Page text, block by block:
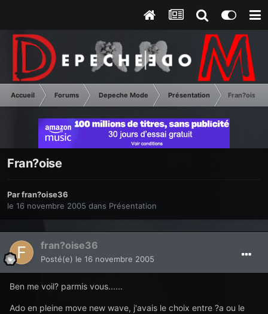
Accueil Forums Depeche Mode Présentation Fran?oise
Fran?oise
Parfran?oise36
le 16 novembre 2005 dans Présentation
fran?oise36
Posté(e) le 16 novembre 2005
Ben me voil? parmis vous......
Ado en pleine move new wave, j'avais le choix entre ?a ou le